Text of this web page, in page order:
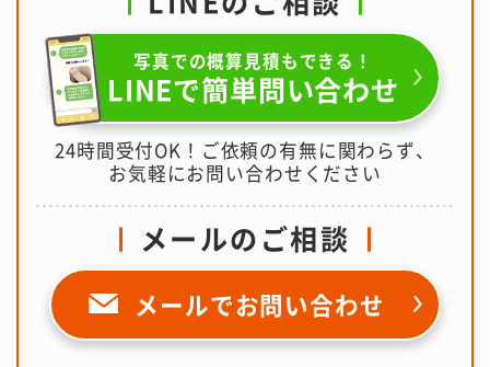
写真での概算見積もできる！
LINEで簡単問い合わせ
24時間受付OK！ご依頼の有無に関わらず、
お気軽にお問い合わせください
メールのご相談
メールでお問い合わせ